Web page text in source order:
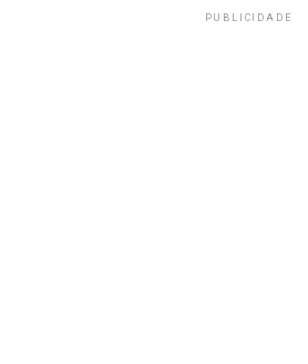
PUBLICIDADE